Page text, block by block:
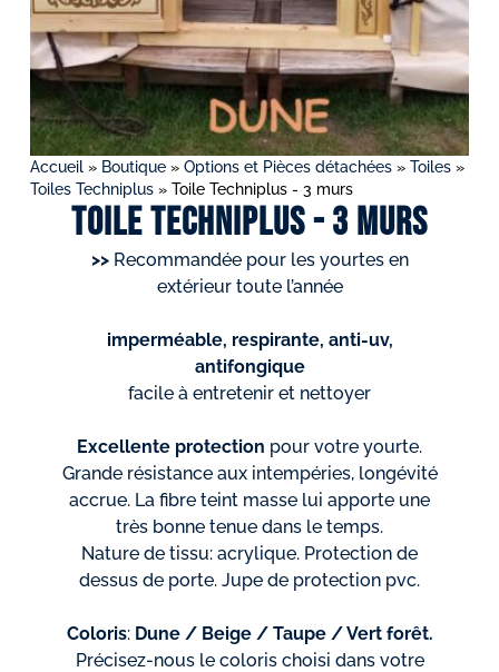
Accueil» Boutique» Options et Pièces détachées» Toiles»
Toiles Techniplus» Toile Techniplus - 3 murs
Toile Techniplus - 3 murs
>>Recommandée pour les yourtes en
extérieur toute l’année
imperméable, respirante, anti-uv,
antifongique
facile à entretenir et nettoyer
Excellente protection pour votre yourte.
Grande résistance aux intempéries, longévité
accrue. La fibre teint masse lui apporte une
très bonne tenue dans le temps.
Nature de tissu: acrylique. Protection de
dessus de porte. Jupe de protection pvc.
Coloris:Dune / Beige / Taupe / Vert forêt.
Précisez-nous le coloris choisi dans votre